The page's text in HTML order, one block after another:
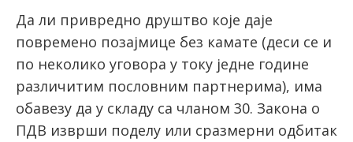
latinica
Да ли привредно друштво које даје
повремено позајмице без камате (деси се и
по неколико уговора у току једне године
различитим пословним партнерима), има
обавезу да у складу са чланом 30. Закона о
ПДВ изврши поделу или сразмерни одбитак